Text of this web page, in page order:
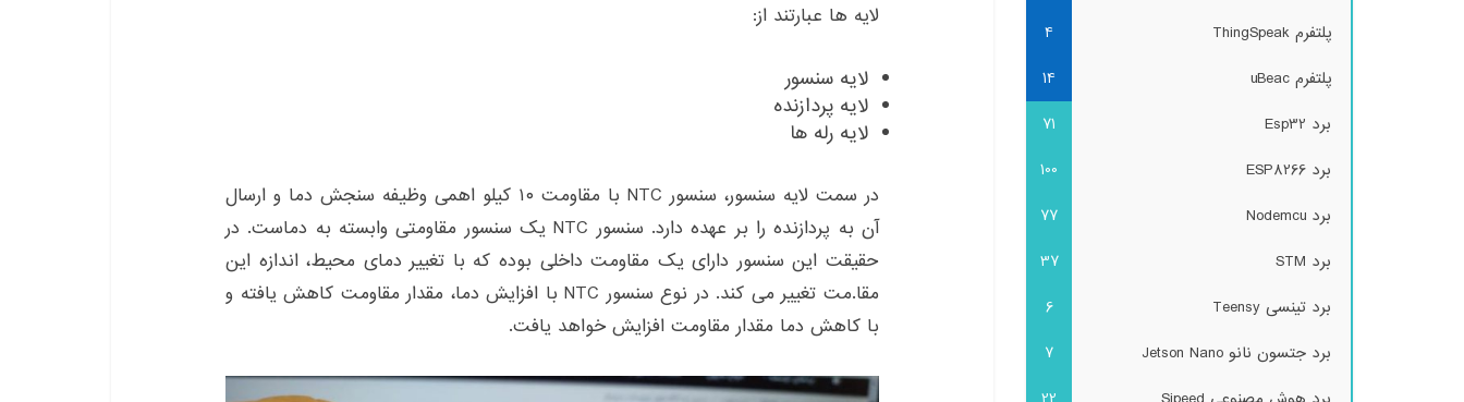
لایه ها عبارتند از:
لایه سنسور
لایه پردازنده
لایه رله ها
در سمت لایه سنسور، سنسور NTC با مقاومت ۱۰ کیلو اهمی وظیفه سنجش دما و ارسال
آن به پردازنده را بر عهده دارد. سنسور NTC یک سنسور مقاومتی وابسته به دماست. در
حقیقت این سنسور دارای یک مقاومت داخلی بوده که با تغییر دمای محیط، اندازه این
مقا.مت تغییر می کند. در نوع سنسور NTC با افزایش دما، مقدار مقاومت کاهش یافته و
با کاهش دما مقدار مقاومت افزایش خواهد یافت.
پلتفرم ThingSpeak
4
پلتفرم uBeac
14
برد Esp32
71
برد ESP8266
100
برد Nodemcu
77
برد STM
37
برد تینسی Teensy
6
برد جتسون نانو Jetson Nano
7